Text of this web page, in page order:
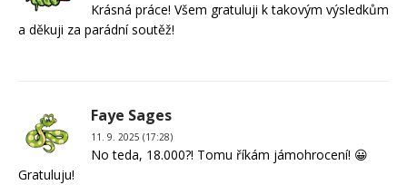
Krásná práce! Všem gratuluji k takovým výsledkům
a děkuji za parádní soutěž!
Faye Sages
11. 9. 2025 (17:28)
No teda, 18.000?! Tomu říkám jámohrocení! 😀
Gratuluju!